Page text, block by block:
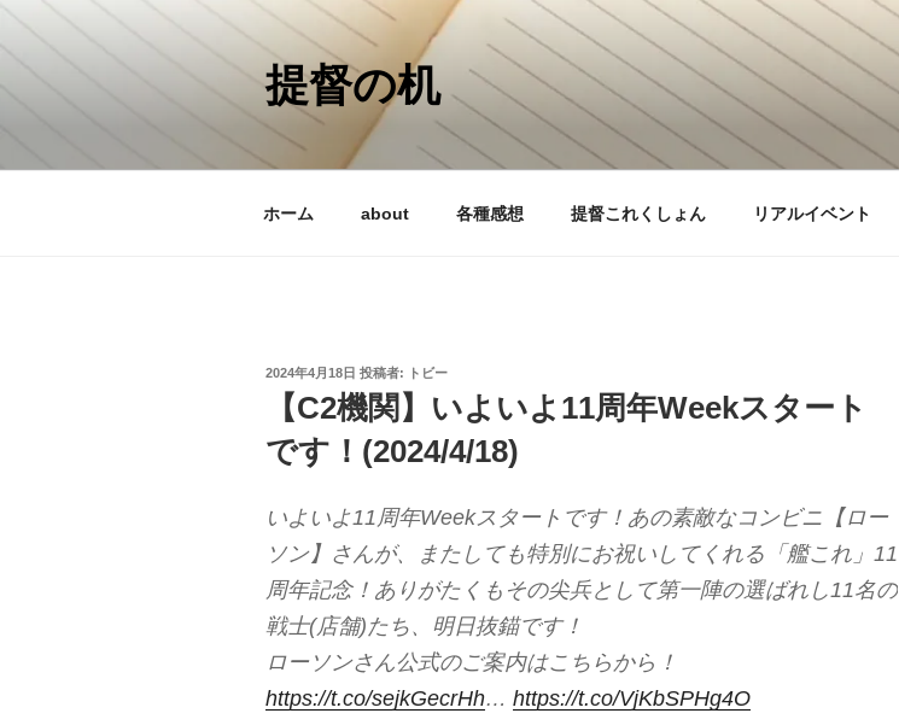
ン
提督の机
ホーム about 各種感想 提督これくしょん リアルイベント
投
2024年4月18日 投稿者: トビー
【C2機関】いよいよ11周年Weekスタート
です！(2024/4/18)
いよいよ11周年Weekスタートです！あの素敵なコンビニ【ロー
ソン】さんが、またしても特別にお祝いしてくれる「艦これ」11
周年記念！ありがたくもその尖兵として第一陣の選ばれし11名の
戦士(店舗)たち、明日抜錨です！
ローソンさん公式のご案内はこちらから！
https://t.co/sejkGecrHh… https://t.co/VjKbSPHg4O